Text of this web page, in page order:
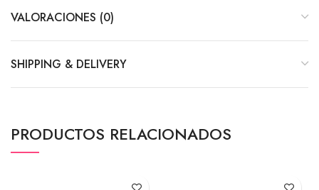
VALORACIONES (0)
SHIPPING & DELIVERY
PRODUCTOS RELACIONADOS